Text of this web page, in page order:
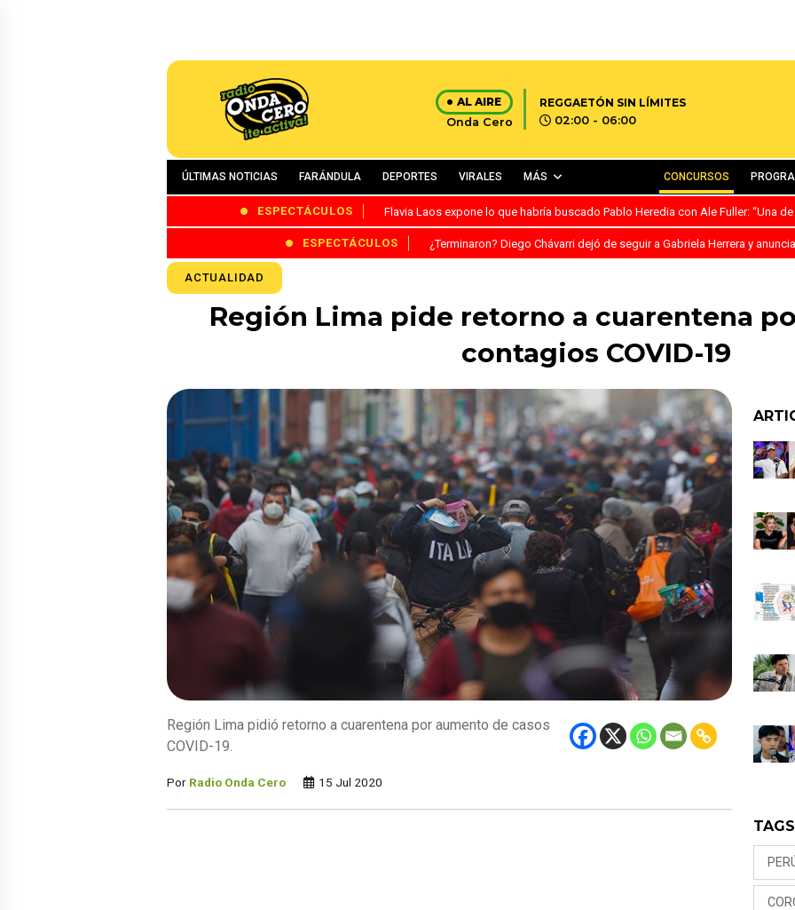
AL AIRE
Onda Cero
REGGAETÓN SIN LÍMITES
02:00 - 06:00
ÚLTIMAS NOTICIAS FARÁNDULA DEPORTES VIRALES MÁS CONCURSOS
ESPECTÁCULOS Flavia Laos expone lo que habría buscado Pablo Heredia con Ale Fuller: “Una
ESPECTÁCULOS ¿Terminaron? Diego Chávarri dejó de seguir a Gabriela Herrera y
ACTUALIDAD
Región Lima pide retorno a cuarentena
contagios COVID-19
Región Lima pidió retorno a cuarentena por aumento de casos
COVID-19.
Por Radio Onda Cero 15 Jul 2020
TAGS